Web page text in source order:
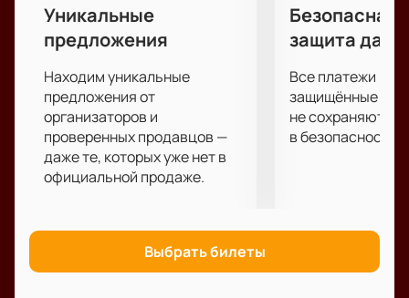
Уникальные
предложения
Находим уникальные
предложения от
организаторов и
проверенных продавцов —
даже те, которых уже нет в
официальной продаже.
Безопасная
защита
Все платежи
защищённые
не сохраняются
в безопасности.
Выбрать билеты